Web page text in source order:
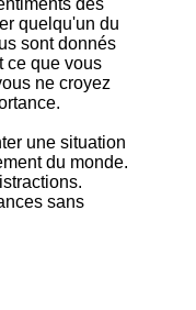
des
quelqu'un du
sont donnés
ce que vous
ne croyez
une situation
du monde.
sans